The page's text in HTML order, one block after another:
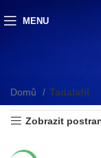
MENU
Domů Tadalafil
Zobrazit